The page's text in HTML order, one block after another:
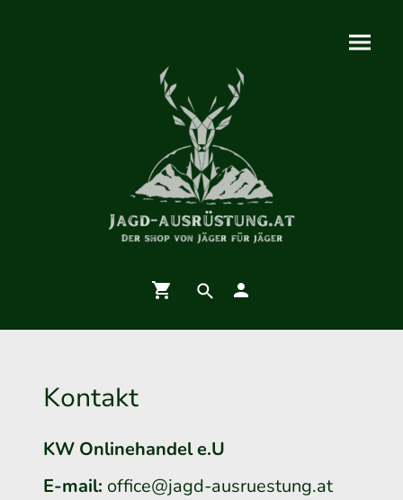
Kontakt
KW Onlinehandel e.U
E-mail: office@jagd-ausruestung.at